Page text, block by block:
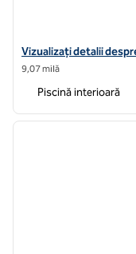
Vizualizați detaliile
Vizualizați detalii
9,07 milă
Piscină interioară
1 din 12